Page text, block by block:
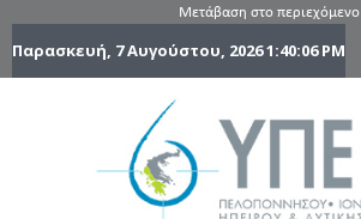
Μετάβαση στο περιεχόμενο
Παρασκευή, 7 Αυγούστου, 20261:40:07 PM